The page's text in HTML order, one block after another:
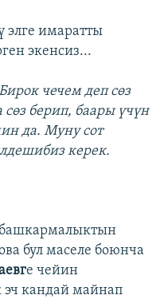
элге имаратты
экенсиз...
чечем деп сөз
берип, баары үчүн
да. Муну сот
керек.
бул маселе боюнча
е чейин
кандай майнап